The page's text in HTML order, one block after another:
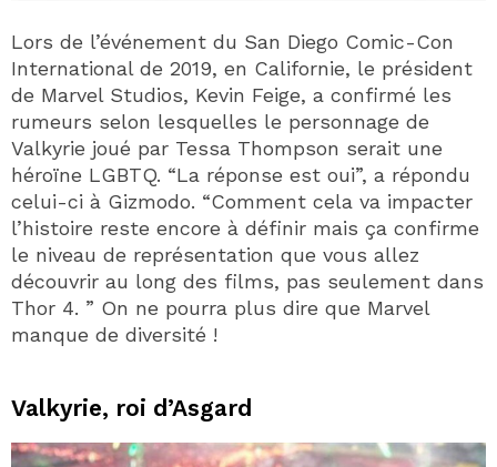
Lors de l’événement du San Diego Comic-Con
International de 2019, en Californie, le président
de Marvel Studios, Kevin Feige, a confirmé les
rumeurs selon lesquelles le personnage de
Valkyrie joué par Tessa Thompson serait une
héroïne LGBTQ. “La réponse est oui”, a répondu
celui-ci à Gizmodo. “Comment cela va impacter
l’histoire reste encore à définir mais ça confirme
le niveau de représentation que vous allez
découvrir au long des films, pas seulement dans
Thor 4. ” On ne pourra plus dire que Marvel
manque de diversité !
Valkyrie, roi d’Asgard